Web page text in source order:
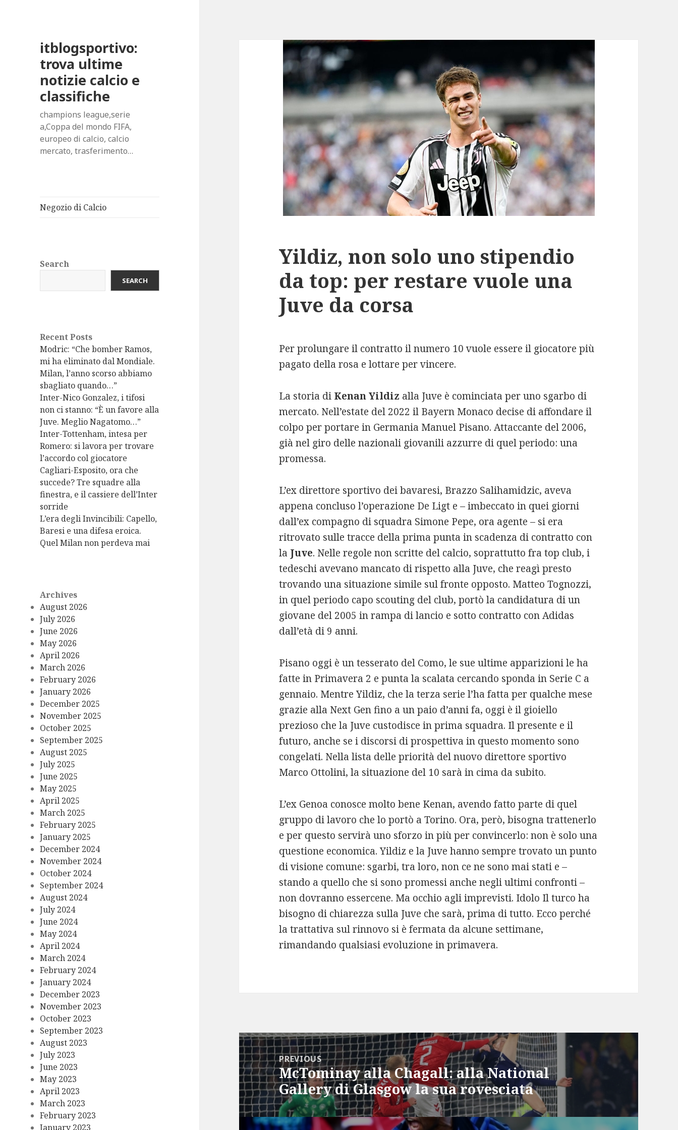
itblogsportivo:
trova ultime
notizie calcio e
classifiche
champions league,serie
a,Coppa del mondo FIFA,
europeo di calcio, calcio
mercato, trasferimento…
Negozio di Calcio
Search
SEARCH
Recent Posts
Modric: “Che bomber Ramos,
mi ha eliminato dal Mondiale.
Milan, l’anno scorso abbiamo
sbagliato quando…”
Inter-Nico Gonzalez, i tifosi
non ci stanno: “È un favore alla
Juve. Meglio Nagatomo…”
Inter-Tottenham, intesa per
Romero: si lavora per trovare
l’accordo col giocatore
Cagliari-Esposito, ora che
succede? Tre squadre alla
finestra, e il cassiere dell’Inter
sorride
L’era degli Invincibili: Capello,
Baresi e una difesa eroica.
Quel Milan non perdeva mai
Archives
August 2026
July 2026
June 2026
May 2026
April 2026
March 2026
February 2026
January 2026
December 2025
November 2025
October 2025
September 2025
August 2025
July 2025
June 2025
May 2025
April 2025
March 2025
February 2025
January 2025
December 2024
November 2024
October 2024
September 2024
August 2024
July 2024
June 2024
May 2024
April 2024
March 2024
February 2024
January 2024
December 2023
November 2023
October 2023
September 2023
August 2023
July 2023
June 2023
May 2023
April 2023
March 2023
February 2023
January 2023
Yildiz, non solo uno stipendio
da top: per restare vuole una
Juve da corsa
Per prolungare il contratto il numero 10 vuole essere il giocatore più
pagato della rosa e lottare per vincere.
La storia di Kenan Yildiz alla Juve è cominciata per uno sgarbo di
mercato. Nell’estate del 2022 il Bayern Monaco decise di affondare il
colpo per portare in Germania Manuel Pisano. Attaccante del 2006,
già nel giro delle nazionali giovanili azzurre di quel periodo: una
promessa.
L’ex direttore sportivo dei bavaresi, Brazzo Salihamidzic, aveva
appena concluso l’operazione De Ligt e – imbeccato in quei giorni
dall’ex compagno di squadra Simone Pepe, ora agente – si era
ritrovato sulle tracce della prima punta in scadenza di contratto con
la Juve. Nelle regole non scritte del calcio, soprattutto fra top club, i
tedeschi avevano mancato di rispetto alla Juve, che reagì presto
trovando una situazione simile sul fronte opposto. Matteo Tognozzi,
in quel periodo capo scouting del club, portò la candidatura di un
giovane del 2005 in rampa di lancio e sotto contratto con Adidas
dall’età di 9 anni.
Pisano oggi è un tesserato del Como, le sue ultime apparizioni le ha
fatte in Primavera 2 e punta la scalata cercando sponda in Serie C a
gennaio. Mentre Yildiz, che la terza serie l’ha fatta per qualche mese
grazie alla Next Gen fino a un paio d’anni fa, oggi è il gioiello
prezioso che la Juve custodisce in prima squadra. Il presente e il
futuro, anche se i discorsi di prospettiva in questo momento sono
congelati. Nella lista delle priorità del nuovo direttore sportivo
Marco Ottolini, la situazione del 10 sarà in cima da subito.
L’ex Genoa conosce molto bene Kenan, avendo fatto parte di quel
gruppo di lavoro che lo portò a Torino. Ora, però, bisogna trattenerlo
e per questo servirà uno sforzo in più per convincerlo: non è solo una
questione economica. Yildiz e la Juve hanno sempre trovato un punto
di visione comune: sgarbi, tra loro, non ce ne sono mai stati e –
stando a quello che si sono promessi anche negli ultimi confronti –
non dovranno essercene. Ma occhio agli imprevisti. Idolo Il turco ha
bisogno di chiarezza sulla Juve che sarà, prima di tutto. Ecco perché
la trattativa sul rinnovo si è fermata da alcune settimane,
rimandando qualsiasi evoluzione in primavera.
Post
navigationPREVIOUS
Previous
post:
McTominay alla Chagall: alla National
Gallery di Glasgow la sua rovesciata